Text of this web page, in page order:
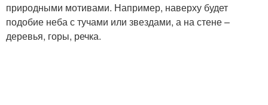
природными мотивами. Например, наверху будет
подобие неба с тучами или звездами, а на стене –
деревья, горы, речка.